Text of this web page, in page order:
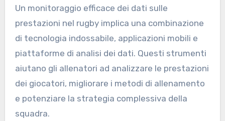
Un monitoraggio efficace dei dati sulle
prestazioni nel rugby implica una combinazione
di tecnologia indossabile, applicazioni mobili e
piattaforme di analisi dei dati. Questi strumenti
aiutano gli allenatori ad analizzare le prestazioni
dei giocatori, migliorare i metodi di allenamento
e potenziare la strategia complessiva della
squadra.